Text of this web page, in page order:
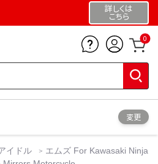
詳しくは
こちら
0
変更
イドル
エムズ For Kawasaki Ninja